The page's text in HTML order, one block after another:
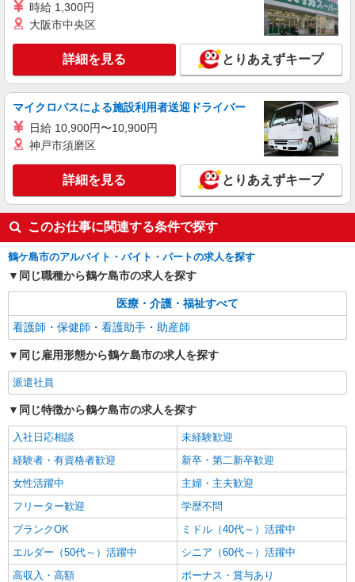
キープ 詳細を見る
SOMPOヘルスサポート株式会社 全支援対応コース
保健師・管理栄養士 特定保健指導
業所一括面談(対面) 1日：10,000円〜14,716円 ・
個別訪問(対面) 1件：4,286円〜5,239円 ・遠隔面
談 1件：1,500〜1,691円 ・電話支援 1件：
1,000円〜1,429円 ・ICTメール支援 1件：500円
※上記金額に消費税を加えた金額をお支払いいた
します ※交通費・電話代は弊社負担。その他、支
援内容により細則あり。
【活動エリア】埼玉県鶴ヶ島市及びその周辺
キープ 詳細を見る
業務委託
SOMPOヘルスサポート株式会社 全支援対応コース
特定保健指導（保健師・管理栄養士）
報酬：完全出来高制 報酬額（消費税抜き）：
・事業所一括面談(対面) 1日：10,000円〜14,716
円 ・個別訪問(対面) 1件：4,286円〜5,239円 ・
遠隔面談 1件：1500〜1691円 ・電話支援 1
件：1,000円〜1,429円 ・メール支援 1件：500円
※上記金額に消費税を加えた金額をお支払いいた
します ※交通費・電話代は弊社負担。その他、支
【活動エリア】埼玉県鶴ヶ島市及びその周辺
キープ
時給 1,300円
大阪市中央区
詳細を見る とりあえずキープ
マイクロバスによる施設利用者送迎ドライバー
日給 10,900円〜10,900円
神戸市須磨区
詳細を見る とりあえずキープ
このお仕事に関連する条件で探す
鶴ケ島市のアルバイト・バイト・パートの求人を探す
同じ職種から鶴ケ島市の求人を探す
医療・介護・福祉すべて
看護師・保健師・看護助手・助産師
同じ雇用形態から鶴ケ島市の求人を探す
派遣社員
同じ特徴から鶴ケ島市の求人を探す
入社日応相談
未経験歓迎
経験者・有資格者歓迎
新卒・第二新卒歓迎
女性活躍中
主婦・主夫歓迎
フリーター歓迎
学歴不問
ブランクOK
ミドル（40代～）活躍中
エルダー（50代～）活躍中
シニア（60代～）活躍中
高収入・高額
ボーナス・賞与あり